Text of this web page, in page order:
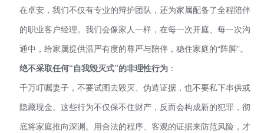
在卓安，我们不仅有专业的辩护团队，还为家属配备了全程陪伴
的职业客户经理。我们会像家人一样，在每一次开庭、每一次沟
通中，给家属提供温严有度的尊严与陪伴，稳住家庭的“阵脚”。
绝不采取任何“自我毁灭式”的非理性行为：
千万叮嘱妻子，不要试图去毁灭、伪造证据，也不要私下串供或
隐藏现金。这些行为不仅保不住财产，反而会构成新的犯罪，彻
底将家庭推向深渊。用合法的程序、客观的证据来防范风险，才